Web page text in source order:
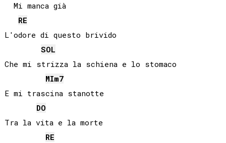
  Mi manca già
RE
L'odore di questo brivido
SOL
Che mi strizza la schiena e lo stomaco
MIm7
E mi trascina stanotte
DO
Tra la vita e la morte
RE